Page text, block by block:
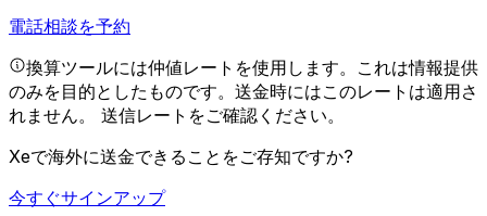
電話相談を予約
換算ツールには仲値レートを使用します。これは情報提供
のみを目的としたものです。送金時にはこのレートは適用さ
れません。 送信レートをご確認ください。
Xeで海外に送金できることをご存知ですか?
今すぐサインアップ